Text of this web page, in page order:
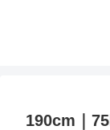
190cm｜